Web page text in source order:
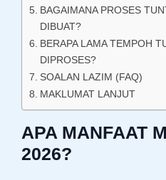
BAGAIMANA PROSES
DIBUAT?
BERAPA LAMA TEMPOH
DIPROSES?
SOALAN LAZIM (FAQ)
MAKLUMAT LANJUT
APA MANFAAT
2026?